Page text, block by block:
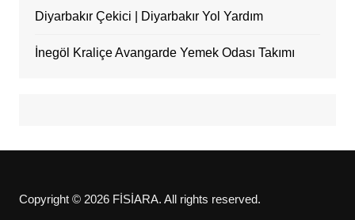
Diyarbakır Çekici | Diyarbakır Yol Yardım
İnegöl Kraliçe Avangarde Yemek Odası Takımı
Copyright © 2026 FİSİARA. All rights reserved.